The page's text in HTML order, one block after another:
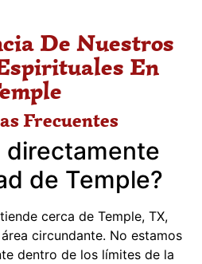
De Nuestros
En
Frecuentes
directamente
de Temple?
cerca de Temple, TX,
circundante. No estamos
dentro de los límites de la